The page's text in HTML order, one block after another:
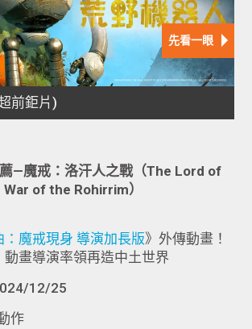
—魔戒：洛汗人之戰（The Lord of
of the Rohirrim）
：魔戒現身 導演加長版》外傳動畫！
動畫導演率領再造中土世界
12/25
作